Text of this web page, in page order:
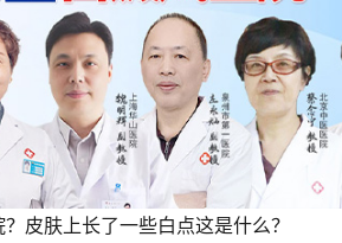
皮肤上长了一些白点这是什么？